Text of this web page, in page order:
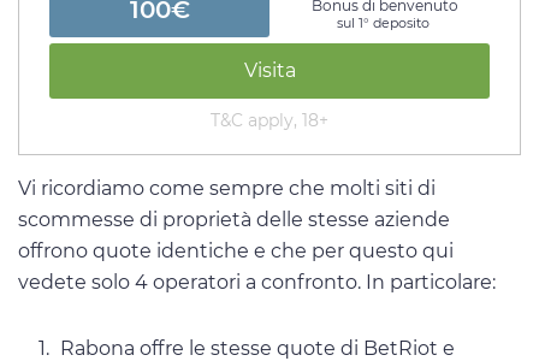
100€ Bonus di benvenuto
sul 1° deposito
Visita
T&C apply, 18+
Vi ricordiamo come sempre che molti siti di
scommesse di proprietà delle stesse aziende
offrono quote identiche e che per questo qui
vedete solo 4 operatori a confronto. In particolare:
Rabona offre le stesse quote di BetRiot e